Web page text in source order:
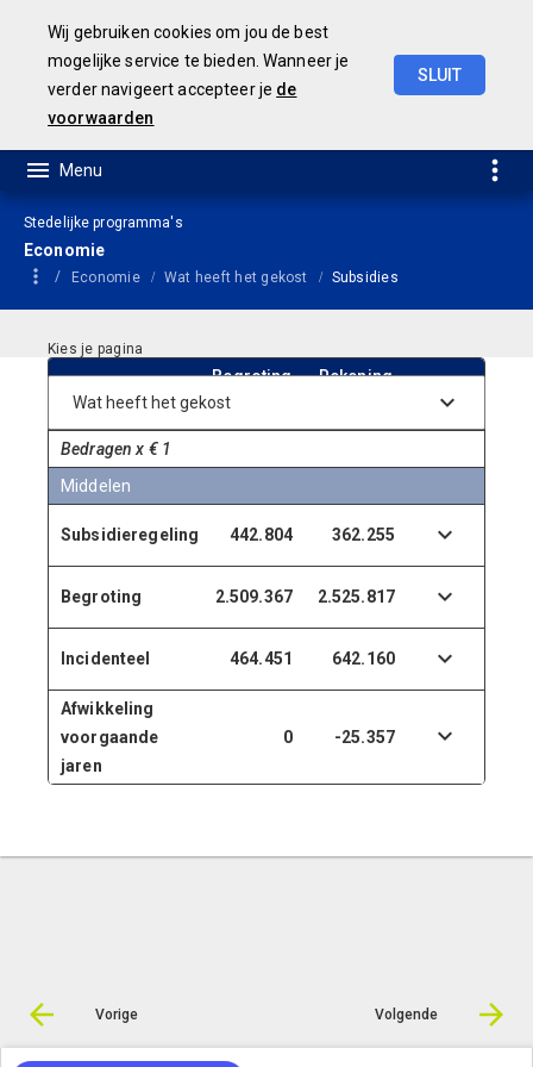
Wij gebruiken cookies om jou de best
mogelijke service te bieden. Wanneer je
verder navigeert accepteer je de
voorwaarden
SLUIT
Stedelijke programma's
Economie
Economie Wat heeft het gekost Subsidies
Begroting
Rekening
Bedragen x € 1
Middelen
Subsidieregeling 442.804 362.255
Begroting 2.509.367 2.525.817
Incidenteel 464.451 642.160
Afwikkeling
voorgaande
jaren
0 -25.357
Vorige Volgende